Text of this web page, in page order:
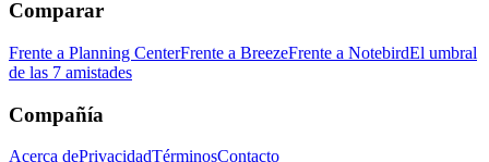
Comparar
Frente a Planning CenterFrente a BreezeFrente a NotebirdEl umbral
de las 7 amistades
Compañía
Acerca dePrivacidadTérminosContacto